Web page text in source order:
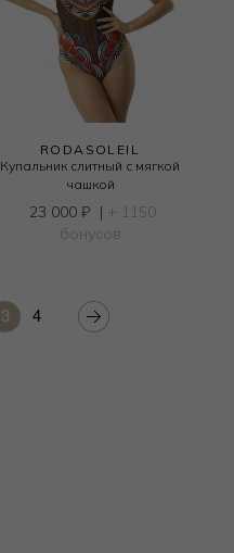
RODASOLEIL
Купальник слитный с мягкой
чашкой
23 000 ₽ | + 1150
бонусов
3 4